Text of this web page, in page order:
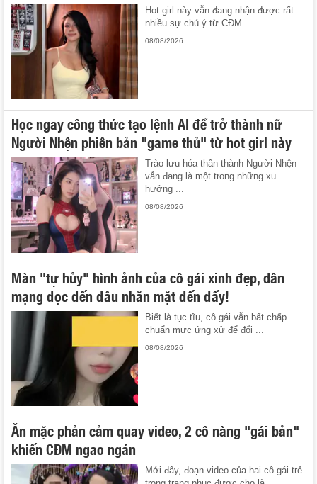
Hot girl này vẫn đang nhận được rất
nhiều sự chú ý từ CĐM.
08/08/2026
Học ngay công thức tạo lệnh AI để trở thành nữ
Người Nhện phiên bản "game thủ" từ hot girl này
Trào lưu hóa thân thành Người Nhện
vẫn đang là một trong những xu
hướng ...
08/08/2026
Màn "tự hủy" hình ảnh của cô gái xinh đẹp, dân
mạng đọc đến đâu nhăn mặt đến đấy!
Biết là tục tĩu, cô gái vẫn bất chấp
chuẩn mực ứng xử để đổi ...
08/08/2026
Ăn mặc phản cảm quay video, 2 cô nàng "gái bản"
khiến CĐM ngao ngán
Mới đây, đoạn video của hai cô gái trẻ